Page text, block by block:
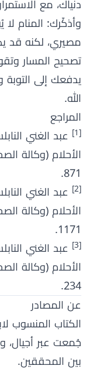
دنياك، مع
وأذكّرك: المنام
مصيري، لكنه قد
تصحيح المسار
يدفعك إلى التوبة
الله.
المراجع
[1]
عبد الغني
871.
[2]
عبد الغني
1171.
[3]
عبد الغني
234.
عن المصادر
الكتاب المنسوب
جُمعت عبر أجيال،
بين المحققين.